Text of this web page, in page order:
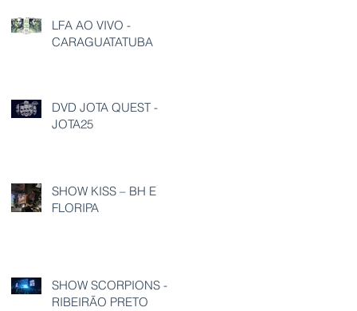
LFA AO VIVO -
CARAGUATATUBA
DVD JOTA QUEST -
JOTA25
SHOW KISS – BH E
FLORIPA
SHOW SCORPIONS -
RIBEIRÃO PRETO